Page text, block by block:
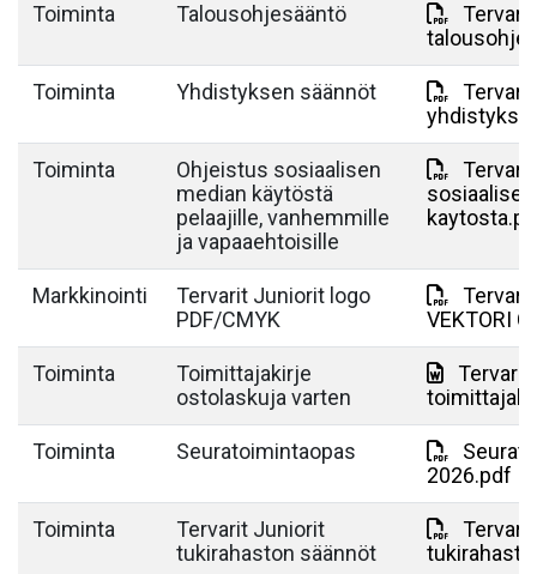
Toiminta Talousohjesääntö
Toiminta Yhdistyksen säännöt
Toiminta
Ohjeistus sosiaalisen
median käytöstä
pelaajille, vanhemmille
ja vapaaehtoisille
Markkinointi
Tervarit Juniorit logo
PDF/CMYK
VEKTORI
Toiminta
Toimittajakirje
ostolaskuja varten
Tervarit
Toiminta Seuratoimintaopas
2026.pdf
Toiminta
Tervarit Juniorit
tukirahaston säännöt